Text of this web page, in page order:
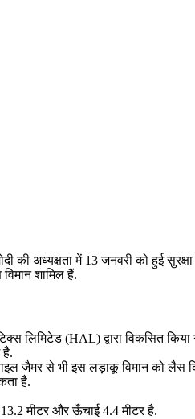
की अध्यक्षता में 13 जनवरी को हुई
शामिल हैं.
लिमिटेड (HAL) द्वारा विकसित किया
जैमर से भी इस लड़ाकू विमान को लैस
है.
मीटर और ऊँचाई 4.4 मीटर है.